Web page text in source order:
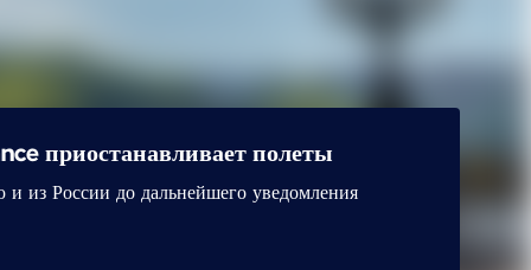
приостанавливает полеты
и из России до дальнейшего уведомления